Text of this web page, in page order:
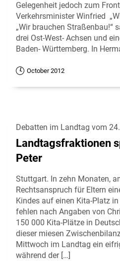
Gelegenheit jedoch zum
Verkehrsminister Winfried
„Wir brauchen Straßenbau!“
drei Ost-West- Achsen und
Baden- Württemberg. In
October 2012
Debatten im Landtag vom
Landtagsfraktionen
Peter
Stuttgart. In zehn Monaten,
Rechtsanspruch für Eltern
Kindes auf einen Kita-Platz
fehlen nach Angaben von
150 000 Kita-Plätze in
dieser miesen
Mittwoch im Landtag ein
während der […]